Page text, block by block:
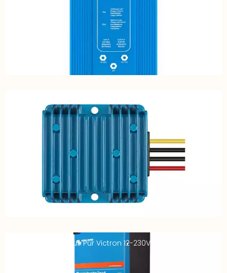
Convertisseur Sinus Pur Victron 12-230V – 1600VA VEdirect